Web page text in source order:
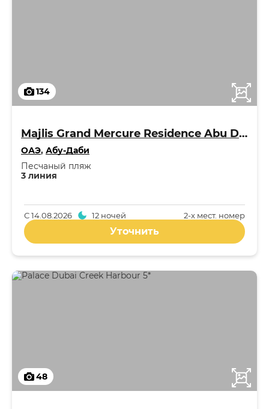
134
Majlis Grand Mercure Residence Abu Dhabi 5*
ОАЭ, Абу-Даби
3 линия
Песчаный пляж
2-x мест. номер
С14.08.2026 12 ночей
Уточнить
48